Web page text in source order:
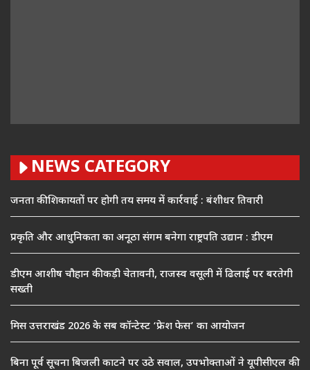
NEWS CATEGORY
जनता की शिकायतों पर होगी तय समय में कार्रवाई : बंशीधर तिवारी
प्रकृति और आधुनिकता का अनूठा संगम बनेगा राष्ट्रपति उद्यान : डीएम
डीएम आशीष चौहान की कड़ी चेतावनी, राजस्व वसूली में ढिलाई पर बरतेगी
सख्ती
मिस उत्तराखंड 2026 के सब कॉन्टेस्ट ‘फ्रेश फेस’ का आयोजन
बिना पूर्व सूचना बिजली काटने पर उठे सवाल, उपभोक्ताओं ने यूपीसीएल की